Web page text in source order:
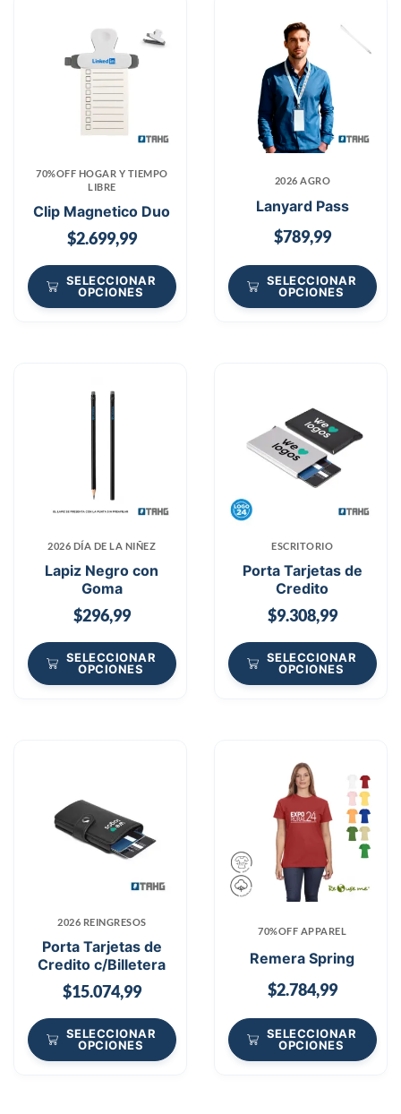
70%OFF HOGAR Y TIEMPO
LIBRE
Clip Magnetico Duo
$2.699,99
SELECCIONAR
OPCIONES
2026 AGRO
Lanyard Pass
$789,99
SELECCIONAR
OPCIONES
2026 DÍA DE LA NIÑEZ
Lapiz Negro con
Goma
$296,99
SELECCIONAR
OPCIONES
ESCRITORIO
Porta Tarjetas de
Credito
$9.308,99
SELECCIONAR
OPCIONES
2026 REINGRESOS
Porta Tarjetas de
Credito c/Billetera
$15.074,99
SELECCIONAR
OPCIONES
70%OFF APPAREL
Remera Spring
$2.784,99
SELECCIONAR
OPCIONES